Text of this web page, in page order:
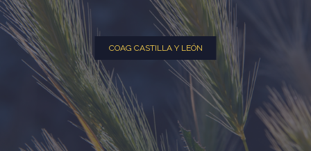
COAG CASTILLA Y LEÓN